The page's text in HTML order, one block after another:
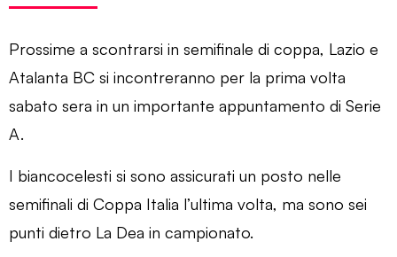
Prossime a scontrarsi in semifinale di coppa, Lazio e
Atalanta BC si incontreranno per la prima volta
sabato sera in un importante appuntamento di Serie
A.
I biancocelesti si sono assicurati un posto nelle
semifinali di Coppa Italia l’ultima volta, ma sono sei
punti dietro La Dea in campionato.